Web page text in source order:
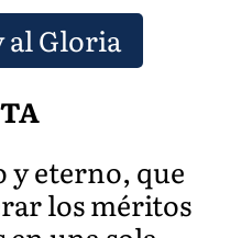
al Gloria
y eterno, que
los méritos